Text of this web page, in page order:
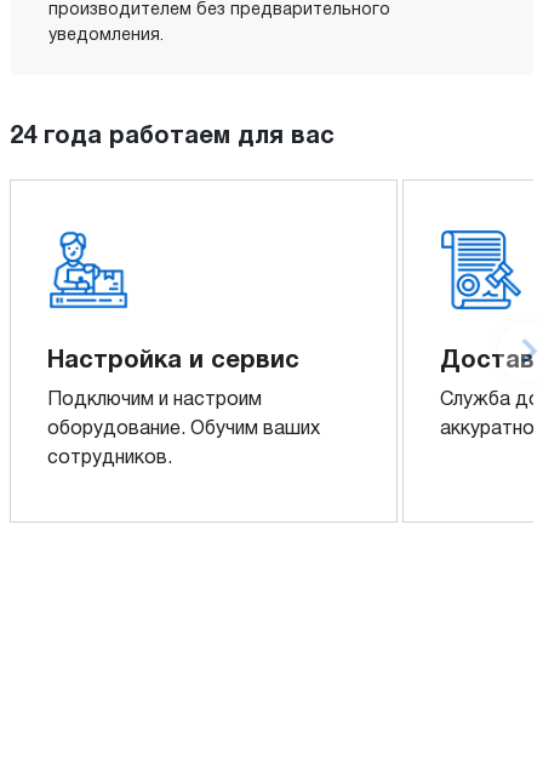
производителем без предварительного
уведомления.
24 года работаем для вас
Настройка и сервис
Подключим и настроим
оборудование. Обучим ваших
сотрудников.
Служба
аккуратно